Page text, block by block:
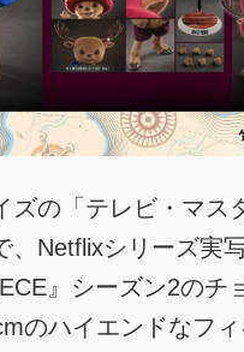
ズの「テレビ・マス
、Netflixシリーズ実
』シーズン2のチ
のハイエンドなフ